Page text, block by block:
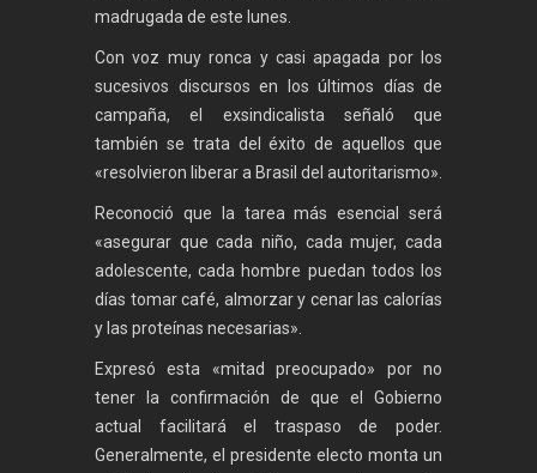
madrugada de este lunes.
Con voz muy ronca y casi apagada por los
sucesivos discursos en los últimos días de
campaña, el exsindicalista señaló que
también se trata del éxito de aquellos que
«resolvieron liberar a Brasil del autoritarismo».
Reconoció que la tarea más esencial será
«asegurar que cada niño, cada mujer, cada
adolescente, cada hombre puedan todos los
días tomar café, almorzar y cenar las calorías
y las proteínas necesarias».
Expresó esta «mitad preocupado» por no
tener la confirmación de que el Gobierno
actual facilitará el traspaso de poder.
Generalmente, el presidente electo monta un